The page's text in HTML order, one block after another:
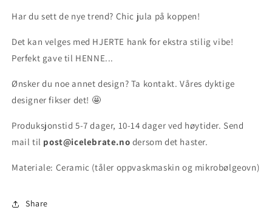
Har du sett de nye trend? Chic jula på koppen!
Det kan velges med HJERTE hank for ekstra stilig vibe!
Perfekt gave til HENNE...
Ønsker du noe annet design? Ta kontakt. Våres dyktige
designer fikser det! 🤩
Produksjonstid 5-7 dager, 10-14 dager ved høytider. Send
mail til post@icelebrate.no dersom det haster.
Materiale: Ceramic (tåler oppvaskmaskin og mikrobølgeovn)
Share